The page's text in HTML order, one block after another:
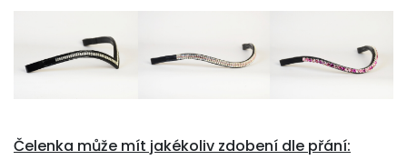
Čelenka může mít jakékoliv zdobení dle přání: